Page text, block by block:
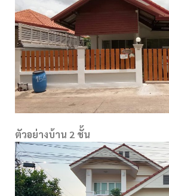
ตัวอย่างบ้าน 2 ชั้น